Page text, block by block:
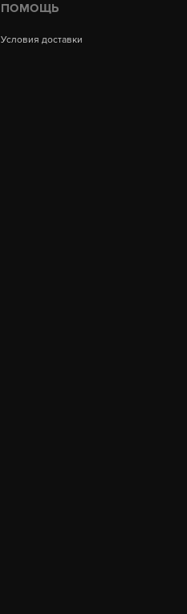
ПОМОЩЬ
Условия доставки